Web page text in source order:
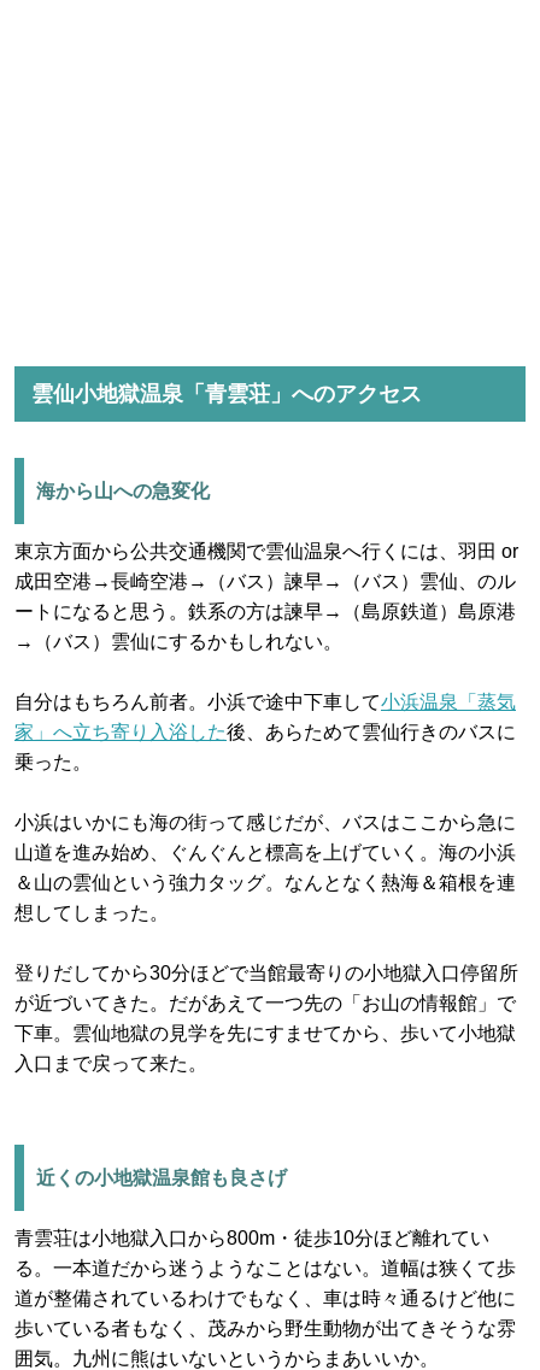
雲仙小地獄温泉「青雲荘」へのアクセス
海から山への急変化
東京方面から公共交通機関で雲仙温泉へ行くには、羽田 or
成田空港→長崎空港→（バス）諫早→（バス）雲仙、のル
ートになると思う。鉄系の方は諫早→（島原鉄道）島原港
→（バス）雲仙にするかもしれない。
自分はもちろん前者。小浜で途中下車して小浜温泉「蒸気
家」へ立ち寄り入浴した後、あらためて雲仙行きのバスに
乗った。
小浜はいかにも海の街って感じだが、バスはここから急に
山道を進み始め、ぐんぐんと標高を上げていく。海の小浜
＆山の雲仙という強力タッグ。なんとなく熱海＆箱根を連
想してしまった。
登りだしてから30分ほどで当館最寄りの小地獄入口停留所
が近づいてきた。だがあえて一つ先の「お山の情報館」で
下車。雲仙地獄の見学を先にすませてから、歩いて小地獄
入口まで戻って来た。
近くの小地獄温泉館も良さげ
青雲荘は小地獄入口から800m・徒歩10分ほど離れてい
る。一本道だから迷うようなことはない。道幅は狭くて歩
道が整備されているわけでもなく、車は時々通るけど他に
歩いている者もなく、茂みから野生動物が出てきそうな雰
囲気。九州に熊はいないというからまあいいか。